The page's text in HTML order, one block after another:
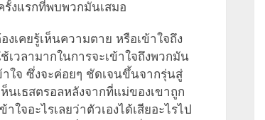
รั้งแรกที่พบพวกมันเสมอ
งเคยรู้เห็นความตาย หรือเข้าใจถึง
เวลามากในการจะเข้าใจถึงพวกมัน
ใจ ซึ่งจะค่อยๆ ชัดเจนขึ้นจากรุ่นสู่
นเธสตรอลหลังจากที่แม่ของเขาถูก
จอะไรเลยว่าตัวเองได้เสียอะไรไป